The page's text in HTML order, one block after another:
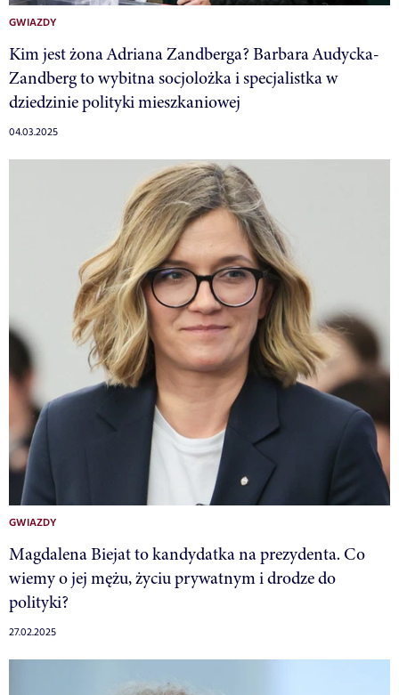
GWIAZDY
Kim jest żona Adriana Zandberga? Barbara Audycka-
Zandberg to wybitna socjolożka i specjalistka w
dziedzinie polityki mieszkaniowej
04.03.2025
GWIAZDY
Magdalena Biejat to kandydatka na prezydenta. Co
wiemy o jej mężu, życiu prywatnym i drodze do
polityki?
27.02.2025